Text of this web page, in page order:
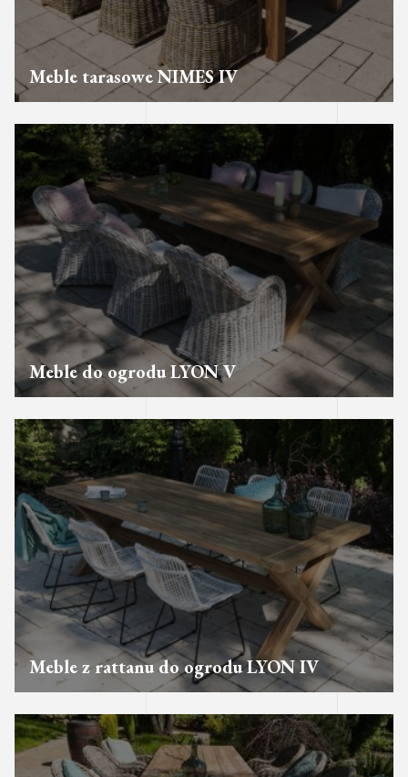
Meble tarasowe NIMES IV
Meble do ogrodu LYON V
Meble z rattanu do ogrodu LYON IV